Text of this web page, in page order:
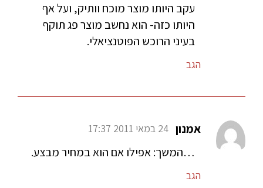
עקב היותו מוצר מוכח וותיק, ועל אף
היותו כזה- הוא נחשב מוצר פג תוקף
בעיני הרוכש הפוטנציאלי.
הגב
אמנון 24 במאי 2011 17:37
…המשך: אפילו אם הוא במחיר מבצע.
הגב